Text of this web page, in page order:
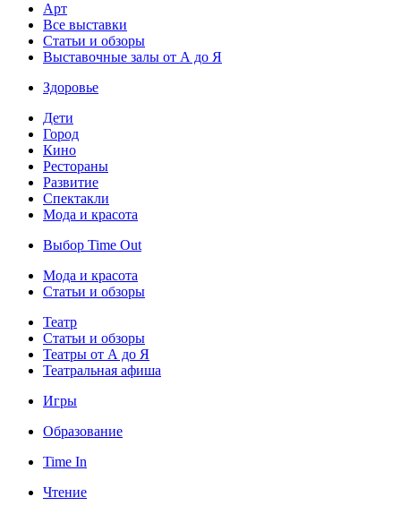
Арт
Все выставки
Статьи и обзоры
Выставочные залы от А до Я
Здоровье
Дети
Город
Кино
Рестораны
Развитие
Спектакли
Мода и красота
Выбор Time Out
Мода и красота
Статьи и обзоры
Театр
Статьи и обзоры
Театры от А до Я
Театральная афиша
Игры
Образование
Time In
Чтение